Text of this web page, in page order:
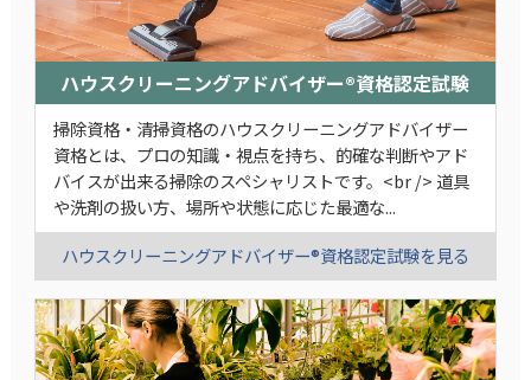
ハウスクリーニングアドバイザー®資格認定試験
掃除資格・清掃資格のハウスクリーニングアドバイザー
資格とは、プロの知識・視点を持ち、的確な判断やアド
バイスが出来る掃除のスペシャリストです。<br /> 道具
や洗剤の扱い方、場所や状態に応じた最適な...
ハウスクリーニングアドバイザー®資格認定試験を見る